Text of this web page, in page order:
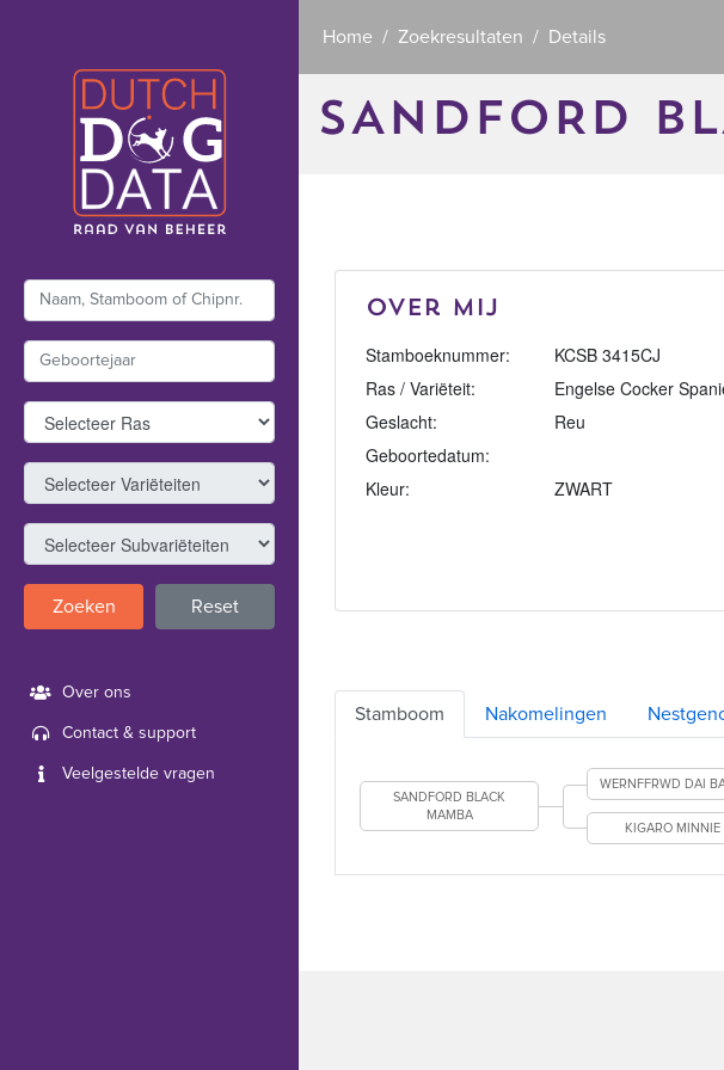
Zoeken Reset
Over ons
Contact & support
Veelgestelde vragen
Home Zoekresultaten Details
SANDFORD
Over mij
Stamboeknummer:
KCSB 3415CJ
Ras / Variëteit:
Engelse Cocker
Geslacht:
Reu
Geboortedatum:
Kleur:
ZWART
Stamboom Nakomelingen
SANDFORD BLACK
MAMBA
WERNFFRWD DAI
KIGARO MINNIE